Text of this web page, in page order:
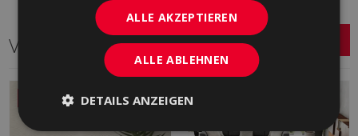
Verwandte Serien
ALLE AKZEPTIEREN
ALLE ABLEHNEN
DETAILS ANZEIGEN